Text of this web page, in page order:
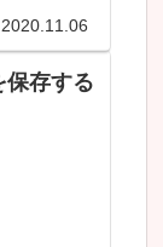
2020.11.06
存する